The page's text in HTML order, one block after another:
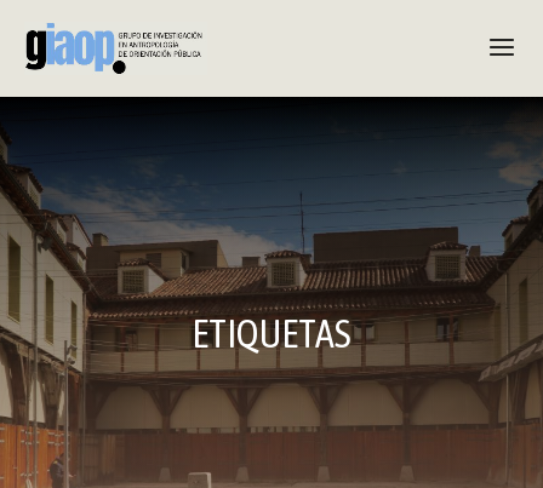
ETIQUETAS